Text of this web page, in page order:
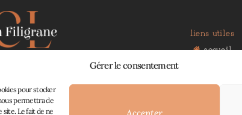
Gérer le consentement
pour stocker
permettra de
Le fait de ne
Accepter
de l’art et de la nature
liens utiles
accueil
contact